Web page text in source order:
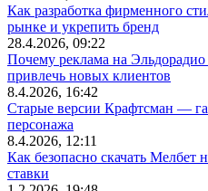
Как разработка фирменного
рынке и укрепить бренд
28.4.2026, 09:22
Почему реклама на
привлечь новых клиентов
8.4.2026, 16:42
Старые версии Крафтсман —
персонажа
8.4.2026, 12:11
Как безопасно скачать Мелбет
ставки